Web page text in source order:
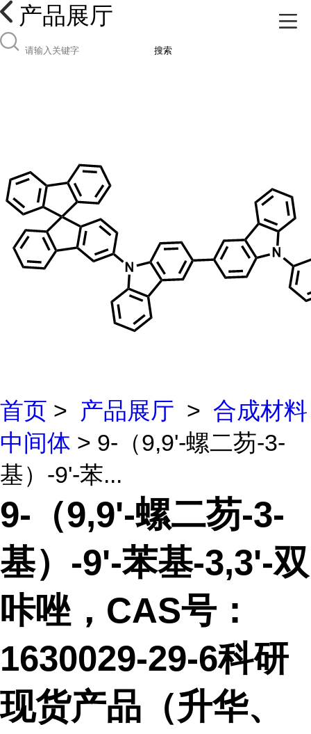
产品展厅
搜索
首页 > 产品展厅 > 合成材料
中间体 > 9-（9,9'-螺二芴-3-
基）-9'-苯...
9-（9,9'-螺二芴-3-
基）-9'-苯基-3,3'-双
咔唑，CAS号：
1630029-29-6科研
现货产品（升华、